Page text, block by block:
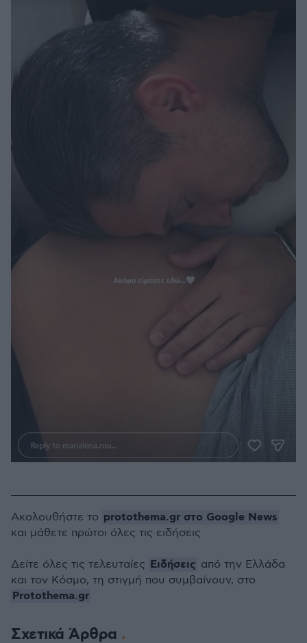
Σχετικά Άρθρα
Ακολουθήστε το protothema.gr στο Google News
και μάθετε πρώτοι όλες τις ειδήσεις
Δείτε όλες τις τελευταίες Ειδήσεις από την Ελλάδα
και τον Κόσμο, τη στιγμή που συμβαίνουν, στο
Protothema.gr